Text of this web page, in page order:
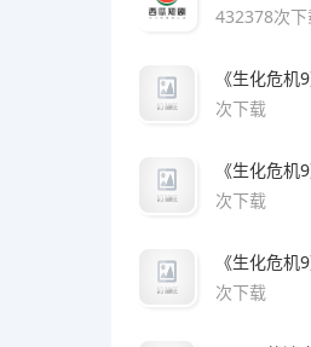
432378次
次下载
次下载
次下载